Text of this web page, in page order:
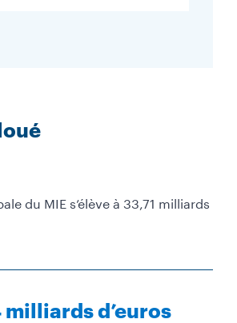
du MIE s’élève à 33,71 milliards
d’euros